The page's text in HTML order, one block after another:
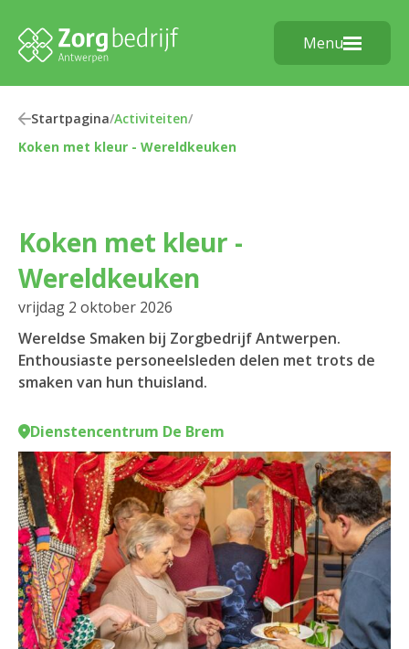
Menu
Startpagina/Activiteiten/
Koken met kleur - Wereldkeuken
Koken met kleur -
Wereldkeuken
vrijdag 2 oktober 2026
Wereldse Smaken bij Zorgbedrijf Antwerpen.
Enthousiaste personeelsleden delen met trots de
smaken van hun thuisland.
Dienstencentrum De Brem